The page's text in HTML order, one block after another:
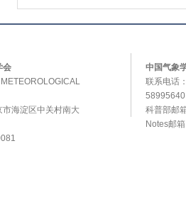
会
市海淀区中关村南大
中国气象
联系电话
科普部邮
Notes邮